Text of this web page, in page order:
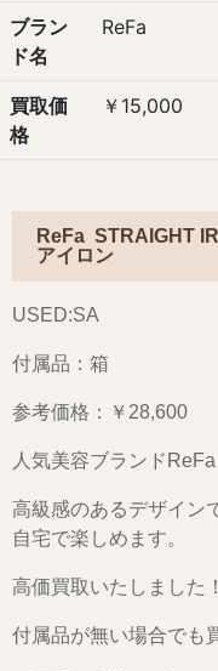
ブラン
ド名
ReFa
買取価
格
￥15,000
ReFa STRAIGHT
アイロン
USED:SA
付属品：箱
参考価格：￥28,600
人気美容ブランドReFa
高級感のあるデザイン
自宅で楽しめます。
高価買取いたしました！
付属品が無い場合でも